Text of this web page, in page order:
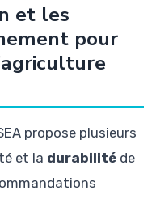
et les
pour
propose plusieurs
et la durabilité de